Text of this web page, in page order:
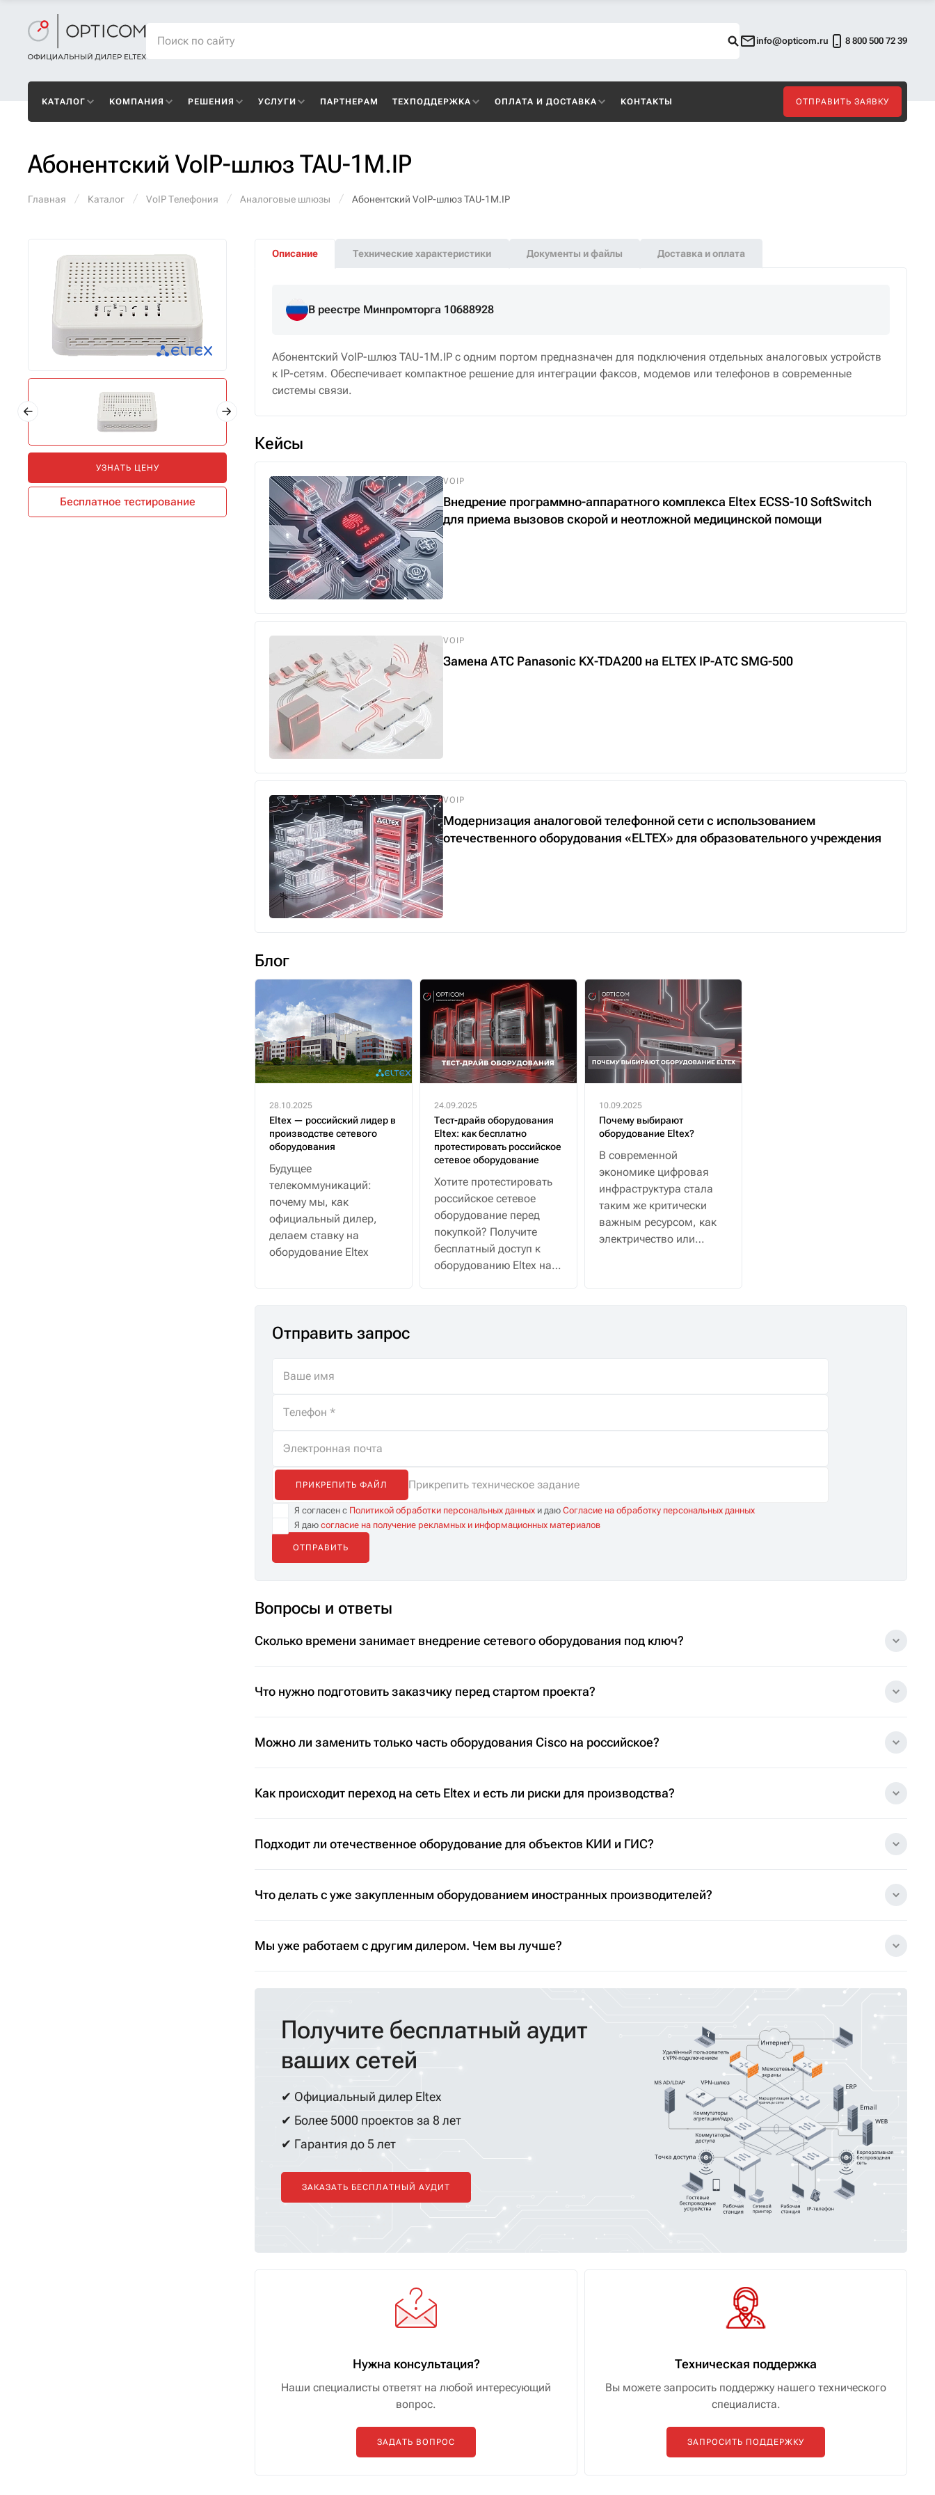
info@opticom.ru 8 800 500 72 39
КАТАЛОГ КОМПАНИЯ РЕШЕНИЯ УСЛУГИ ПАРТНЕРАМ ТЕХПОДДЕРЖКА ОПЛАТА И ДОСТАВКА КОНТАКТЫ ОТПРАВИТЬ ЗАЯВКУ
Абонентский VoIP-шлюз TAU-1M.IP
Главная Каталог VoIP Телефония Аналоговые шлюзы Абонентский VoIP-шлюз TAU-1M.IP
УЗНАТЬ ЦЕНУ
Бесплатное тестирование
Описание Технические характеристики Документы и файлы Доставка и оплата
В реестре Минпромторга 10688928
Абонентский VoIP-шлюз TAU-1M.IP с одним портом предназначен для подключения отдельных аналоговых устройств
к IP-сетям. Обеспечивает компактное решение для интеграции факсов, модемов или телефонов в современные
системы связи.
Кейсы
VOIP
Внедрение программно-аппаратного комплекса Eltex ECSS-10 SoftSwitch
для приема вызовов скорой и неотложной медицинской помощи
VOIP
Замена АТС Panasonic KX-TDA200 на ELTEX IP-АТС SMG-500
VOIP
Модернизация аналоговой телефонной сети с использованием
отечественного оборудования «ELTEX» для образовательного учреждения
Блог
28.10.2025
Eltex — российский лидер в
производстве сетевого
оборудования
Будущее
телекоммуникаций:
почему мы, как
официальный дилер,
делаем ставку на
оборудование Eltex
24.09.2025
Тест-драйв оборудования
Eltex: как бесплатно
протестировать российское
сетевое оборудование
Хотите протестировать
российское сетевое
оборудование перед
покупкой? Получите
бесплатный доступ к
оборудованию Eltex на
10.09.2025
Почему выбирают
оборудование Eltex?
В современной
экономике цифровая
инфраструктура стала
таким же критически
важным ресурсом, как
электричество или
Отправить запрос
ПРИКРЕПИТЬ ФАЙЛ Прикрепить техническое задание
Я согласен с Политикой обработки персональных данных и даюСогласие на обработку персональных данных
Я даюсогласие на получение рекламных и информационных материалов
Вопросы и ответы
Сколько времени занимает внедрение сетевого оборудования под ключ?
Что нужно подготовить заказчику перед стартом проекта?
Можно ли заменить только часть оборудования Cisco на российское?
Как происходит переход на сеть Eltex и есть ли риски для производства?
Подходит ли отечественное оборудование для объектов КИИ и ГИС?
Что делать с уже закупленным оборудованием иностранных производителей?
Мы уже работаем с другим дилером. Чем вы лучше?
Получите бесплатный аудит
ваших сетей
✔ Официальный дилер Eltex
✔ Более 5000 проектов за 8 лет
✔ Гарантия до 5 лет
ЗАКАЗАТЬ БЕСПЛАТНЫЙ АУДИТ
Нужна консультация?
Наши специалисты ответят на любой интересующий
вопрос.
ЗАДАТЬ ВОПРОС
Техническая поддержка
Вы можете запросить поддержку нашего технического
специалиста.
ЗАПРОСИТЬ ПОДДЕРЖКУ